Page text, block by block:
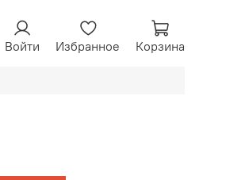
Войти Избранное Корзина